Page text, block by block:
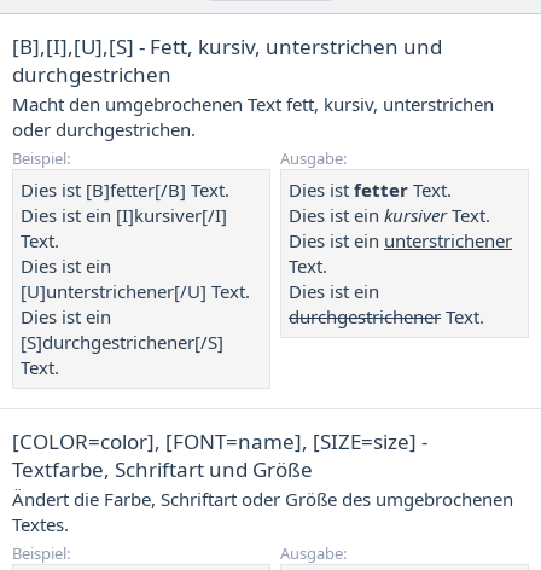
[B],[I],[U],[S] - Fett, kursiv, unterstrichen und
durchgestrichen
Macht den umgebrochenen Text fett, kursiv, unterstrichen
oder durchgestrichen.
Beispiel:
Dies ist [B]fetter[/B] Text.
Dies ist ein [I]kursiver[/I]
Text.
Dies ist ein
[U]unterstrichener[/U] Text.
Dies ist ein
[S]durchgestrichener[/S]
Text.
Ausgabe:
Dies ist fetter Text.
Dies ist ein kursiverText.
Dies ist ein unterstrichener
Text.
Dies ist ein
durchgestrichener Text.
[COLOR=color], [FONT=name], [SIZE=size] -
Textfarbe, Schriftart und Größe
Ändert die Farbe, Schriftart oder Größe des umgebrochenen
Textes.
Beispiel: Ausgabe: